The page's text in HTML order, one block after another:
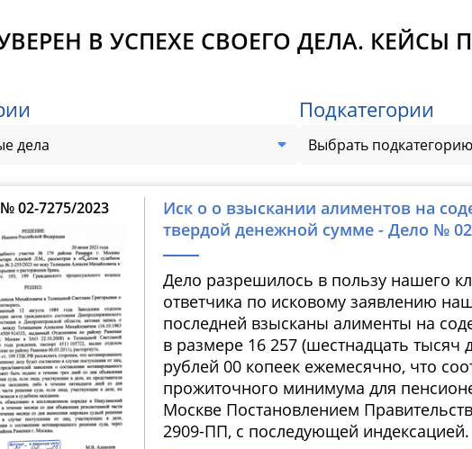
В УСПЕХЕ СВОЕГО ДЕЛА. КЕЙСЫ
дела
Подкатегории
Выбрать подкатегорию
02-7275/2023
Иск о о взыскании алиментов на
твердой денежной сумме - Дело №
Дело разрешилось в пользу нашего
ответчика по исковому заявлению
последней взысканы алименты на
в размере 16 257 (шестнадцать тысяч
рублей 00 копеек ежемесячно, что
прожиточного минимума для
Москве Постановлением
2909-ПП, с последующей индексацией.